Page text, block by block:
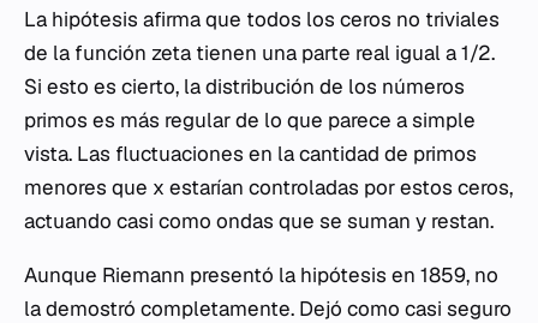
La hipótesis afirma que todos los ceros no triviales
de la función zeta tienen una parte real igual a 1/2.
Si esto es cierto, la distribución de los números
primos es más regular de lo que parece a simple
vista. Las fluctuaciones en la cantidad de primos
menores que x estarían controladas por estos ceros,
actuando casi como ondas que se suman y restan.
Aunque Riemann presentó la hipótesis en 1859, no
la demostró completamente. Dejó como casi seguro